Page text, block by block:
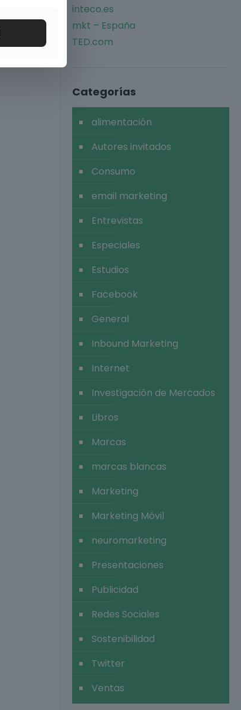
inteco.es
mkt – España
TED.com
Categorías
alimentación
Autores invitados
Consumo
email marketing
Entrevistas
Especiales
Estudios
Facebook
General
Inbound Marketing
Internet
Investigación de Mercados
Libros
Marcas
marcas blancas
Marketing
Marketing Móvil
neuromarketing
Presentaciones
Publicidad
Redes Sociales
Sostenibilidad
Twitter
Ventas